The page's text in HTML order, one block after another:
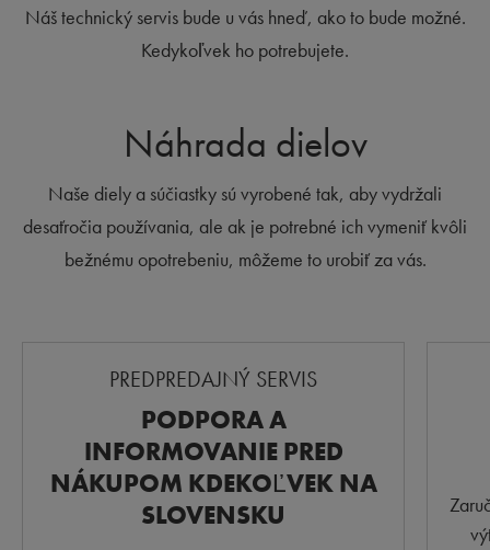
Náš technický servis bude u vás hneď, ako to bude možné.
Kedykoľvek ho potrebujete.
Náhrada dielov
Naše diely a súčiastky sú vyrobené tak, aby vydržali
desaťročia používania, ale ak je potrebné ich vymeniť kvôli
bežnému opotrebeniu, môžeme to urobiť za vás.
PREDPREDAJNÝ SERVIS
PODPORA A
INFORMOVANIE PRED
NÁKUPOM KDEKOĽVEK NA
SLOVENSKU